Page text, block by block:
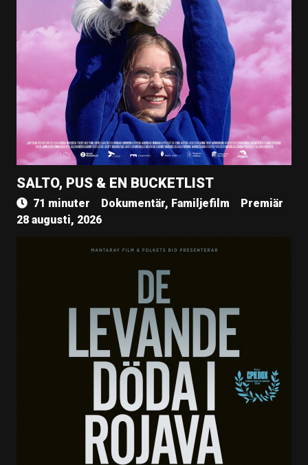
SALTO, PUS & EN BUCKETLIST
71 minuter Dokumentär, Familjefilm
Premiär
28 augusti, 2026